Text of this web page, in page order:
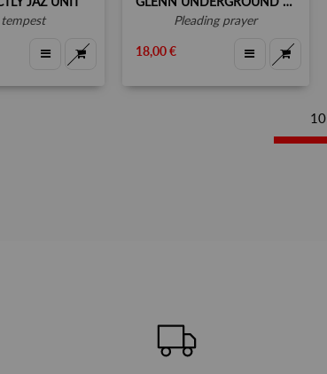
tempest
pleading prayer
18,00 €
10